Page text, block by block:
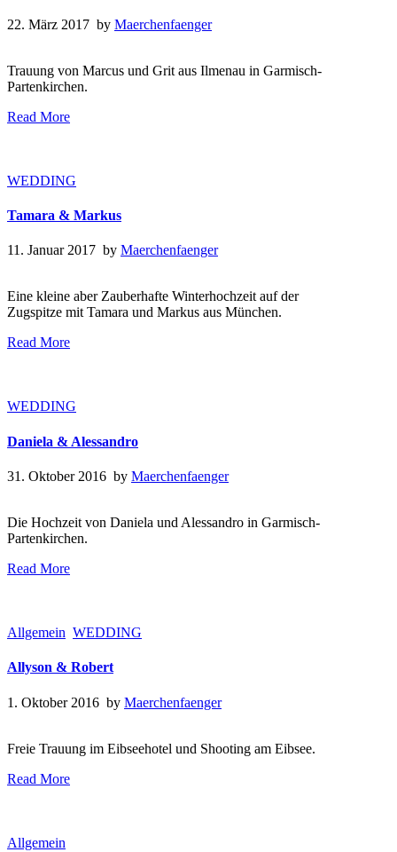
22. März 2017 by Maerchenfaenger
Trauung von Marcus und Grit aus Ilmenau in Garmisch-
Partenkirchen.
Read More
WEDDING
Tamara & Markus
11. Januar 2017 by Maerchenfaenger
Eine kleine aber Zauberhafte Winterhochzeit auf der
Zugspitze mit Tamara und Markus aus München.
Read More
WEDDING
Daniela & Alessandro
31. Oktober 2016 by Maerchenfaenger
Die Hochzeit von Daniela und Alessandro in Garmisch-
Partenkirchen.
Read More
Allgemein WEDDING
Allyson & Robert
1. Oktober 2016 by Maerchenfaenger
Freie Trauung im Eibseehotel und Shooting am Eibsee.
Read More
Allgemein